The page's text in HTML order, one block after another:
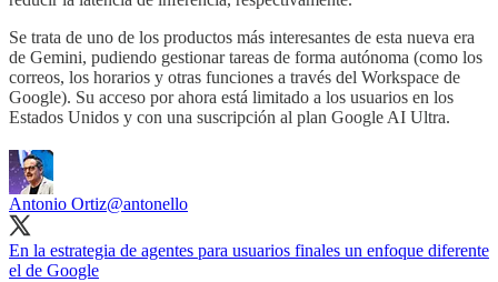
Se trata de uno de los productos más interesantes de esta nueva era
de Gemini, pudiendo gestionar tareas de forma autónoma (como los
correos, los horarios y otras funciones a través del Workspace de
Google). Su acceso por ahora está limitado a los usuarios en los
Estados Unidos y con una suscripción al plan Google AI Ultra.
Antonio Ortiz@antonello
En la estrategia de agentes para usuarios finales un enfoque diferente
el de Google